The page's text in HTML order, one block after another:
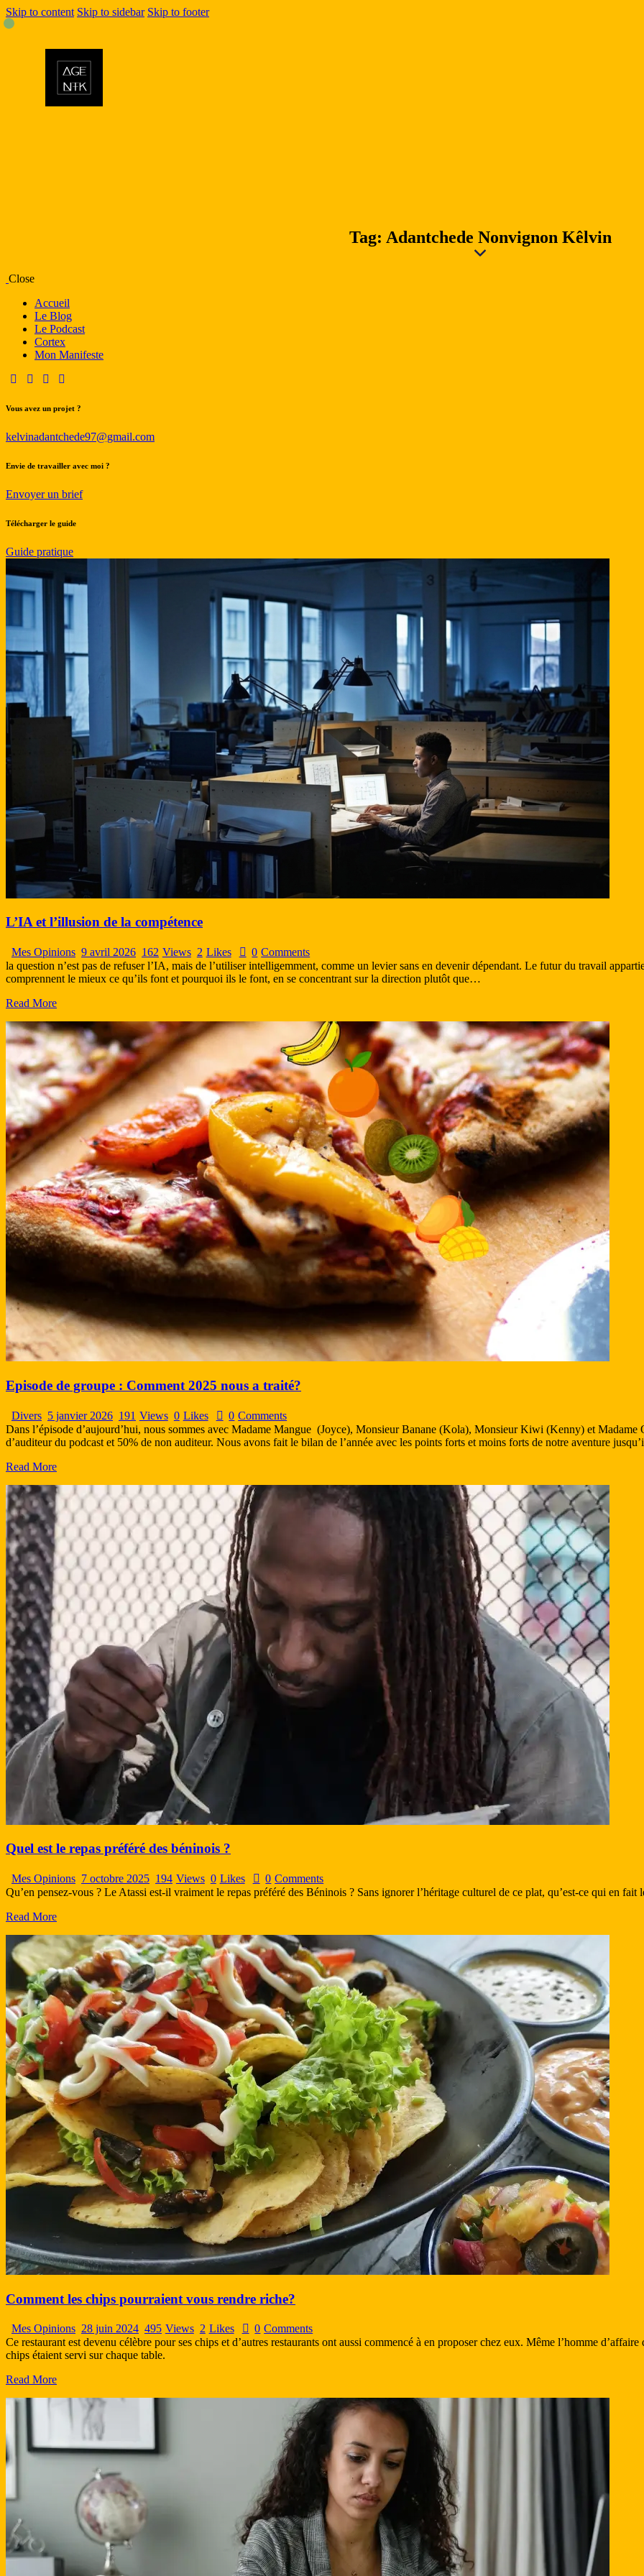
Skip to content Skip to sidebar Skip to footer
Tag: Adantchede Nonvignon Kêlvin
Close
Accueil
Le Blog
Le Podcast
Cortex
Mon Manifeste
Vous avez un projet ?
kelvinadantchede97@gmail.com
Envie de travailler avec moi ?
Envoyer un brief
Télécharger le guide
Guide pratique
L’IA et l’illusion de la compétence
Mes Opinions 9 avril 2026 162 Views 2 Likes 0 Comments
la question n’est pas de refuser l’IA, mais de l’utiliser intelligemment, comme un levier sans en devenir dépendant. Le futur du travail
comprennent le mieux ce qu’ils font et pourquoi ils le font, en se concentrant sur la direction plutôt que…
Read More
Episode de groupe : Comment 2025 nous a traité?
Divers 5 janvier 2026 191 Views 0 Likes 0 Comments
Dans l’épisode d’aujourd’hui, nous sommes avec Madame Mangue (Joyce), Monsieur Banane (Kola), Monsieur Kiwi (Kenny) et Madame
d’auditeur du podcast et 50% de non auditeur. Nous avons fait le bilan de l’année avec les points forts et moins forts de notre aventure
Read More
Quel est le repas préféré des béninois ?
Mes Opinions 7 octobre 2025 194 Views 0 Likes 0 Comments
Qu’en pensez-vous ? Le Atassi est-il vraiment le repas préféré des Béninois ? Sans ignorer l’héritage culturel de ce plat, qu’est-ce qui en fait
Read More
Comment les chips pourraient vous rendre riche?
Mes Opinions 28 juin 2024 495 Views 2 Likes 0 Comments
Ce restaurant est devenu célèbre pour ses chips et d’autres restaurants ont aussi commencé à en proposer chez eux. Même l’homme
chips étaient servi sur chaque table.
Read More